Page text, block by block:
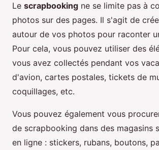
Le scrapbooking ne se limite pas à
photos sur des pages. Il s'agit de
autour de vos photos pour raconter
Pour cela, vous pouvez utiliser des
vous avez collectés pendant vos
d'avion, cartes postales, tickets de
coquillages, etc.
Vous pouvez également vous
de scrapbooking dans des magasins
en ligne : stickers, rubans, boutons,